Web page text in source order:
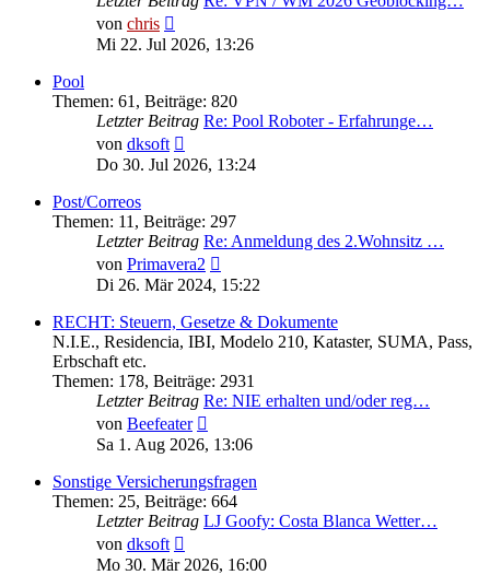
von chris
Beitrag
Mi 22. Jul 2026, 13:26
Pool
Themen: 61 , Beiträge: 820
Letzter Beitrag Re: Pool Roboter - Erfahrunge…
von dksoft
Beitrag
Do 30. Jul 2026, 13:24
Post/Correos
Themen: 11 , Beiträge: 297
Letzter Beitrag Re: Anmeldung des 2.Wohnsitz …
von Primavera2
Beitrag
Di 26. Mär 2024, 15:22
RECHT: Steuern, Gesetze & Dokumente
N.I.E., Residencia, IBI, Modelo 210, Kataster, SUMA, Pass,
Erbschaft etc.
Themen: 178, Beiträge: 2931
Letzter Beitrag Re: NIE erhalten und/oder reg…
von Beefeater
Beitrag
Sa 1. Aug 2026, 13:06
Sonstige Versicherungsfragen
Themen: 25, Beiträge: 664
Letzter Beitrag LJ Goofy: Costa Blanca Wetter…
von dksoft
Beitrag
Mo 30. Mär 2026, 16:00